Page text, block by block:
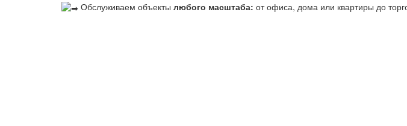
Обслуживаем объекты любого масштаба: от офиса, дома или квартиры до